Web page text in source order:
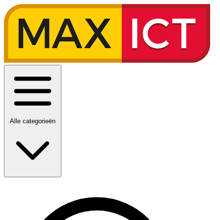
Alle categorieën